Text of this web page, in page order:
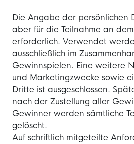
Die Angabe der persönlichen
aber für die Teilnahme an
erforderlich. Verwendet
ausschließlich im
Gewinnspielen. Eine weitere
und Marketingzwecke sowie
Dritte ist ausgeschlossen.
nach der Zustellung aller
Gewinner werden sämtliche
gelöscht.
Auf schriftlich mitgeteilte